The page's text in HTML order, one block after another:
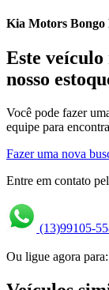
Kia Motors Bongo
Este veículo
nosso
Você pode fazer
equipe para
Fazer uma nova
Entre em contato
(13)99105-
Ou ligue agora para: